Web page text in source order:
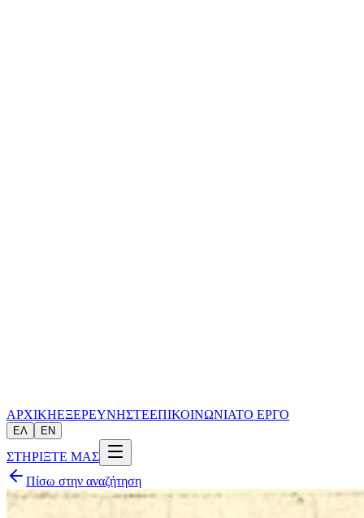
ΑΡΧΙΚΗΕΞΕΡΕΥΝΗΣΤΕΕΠΙΚΟΙΝΩΝΙΑΤΟ ΕΡΓΟ
ΕΛ EN
ΣΤΗΡΙΞΤΕ ΜΑΣ
Πίσω στην αναζήτηση